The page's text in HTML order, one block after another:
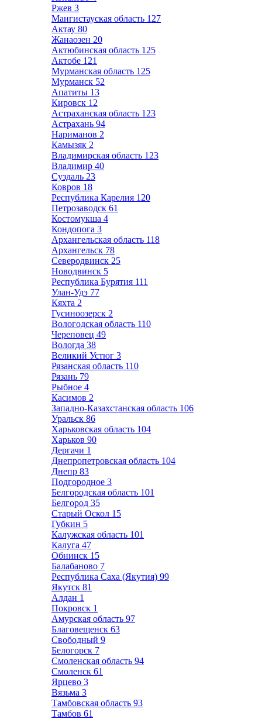
Ржев 3
Мангистауская область 127
Актау 80
Жанаозен 20
Актюбинская область 125
Актобе 121
Мурманская область 125
Мурманск 52
Апатиты 13
Кировск 12
Астраханская область 123
Астрахань 94
Нариманов 2
Камызяк 2
Владимирская область 123
Владимир 40
Суздаль 23
Ковров 18
Республика Карелия 120
Петрозаводск 61
Костомукша 4
Кондопога 3
Архангельская область 118
Архангельск 78
Северодвинск 25
Новодвинск 5
Республика Бурятия 111
Улан-Удэ 77
Кяхта 2
Гусиноозерск 2
Вологодская область 110
Череповец 49
Вологда 38
Великий Устюг 3
Рязанская область 110
Рязань 79
Рыбное 4
Касимов 2
Западно-Казахстанская область 106
Уральск 86
Харьковская область 104
Харьков 90
Дергачи 1
Днепропетровская область 104
Днепр 83
Подгородное 3
Белгородская область 101
Белгород 35
Старый Оскол 15
Губкин 5
Калужская область 101
Калуга 47
Обнинск 15
Балабаново 7
Республика Саха (Якутия) 99
Якутск 81
Алдан 1
Покровск 1
Амурская область 97
Благовещенск 63
Свободный 9
Белогорск 7
Смоленская область 94
Смоленск 61
Ярцево 3
Вязьма 3
Тамбовская область 93
Тамбов 61